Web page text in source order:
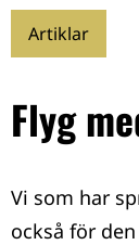
Artiklar
Flyg
Vi som har
också för